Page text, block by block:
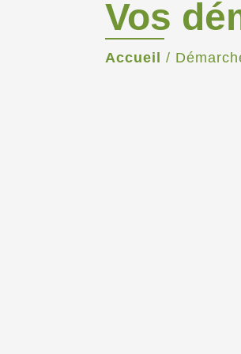
Vos
Accueil /